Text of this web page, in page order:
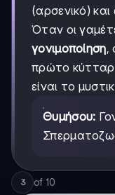
(αρσενικό)
Όταν οι
γονιμοποίηση,
πρώτο
είναι το
Θυμήσου:
3 of 10